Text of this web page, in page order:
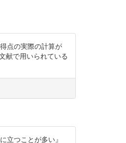
点の実際の計算が
献で用いられている
立つことが多い』